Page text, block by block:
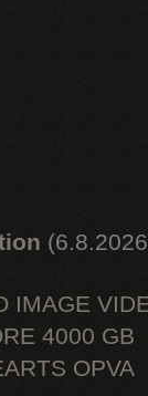
IMAGE
4000 GB
OPVA